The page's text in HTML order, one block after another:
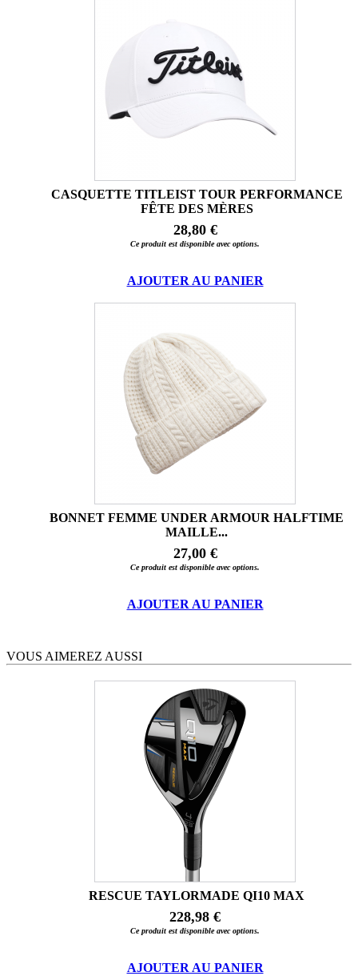
CASQUETTE TITLEIST TOUR PERFORMANCE
FÊTE DES MÈRES
28,80 €
Ce produit est disponible avec options.
AJOUTER AU PANIER
BONNET FEMME UNDER ARMOUR HALFTIME
MAILLE...
27,00 €
Ce produit est disponible avec options.
AJOUTER AU PANIER
VOUS AIMEREZ AUSSI
RESCUE TAYLORMADE QI10 MAX
228,98 €
Ce produit est disponible avec options.
AJOUTER AU PANIER